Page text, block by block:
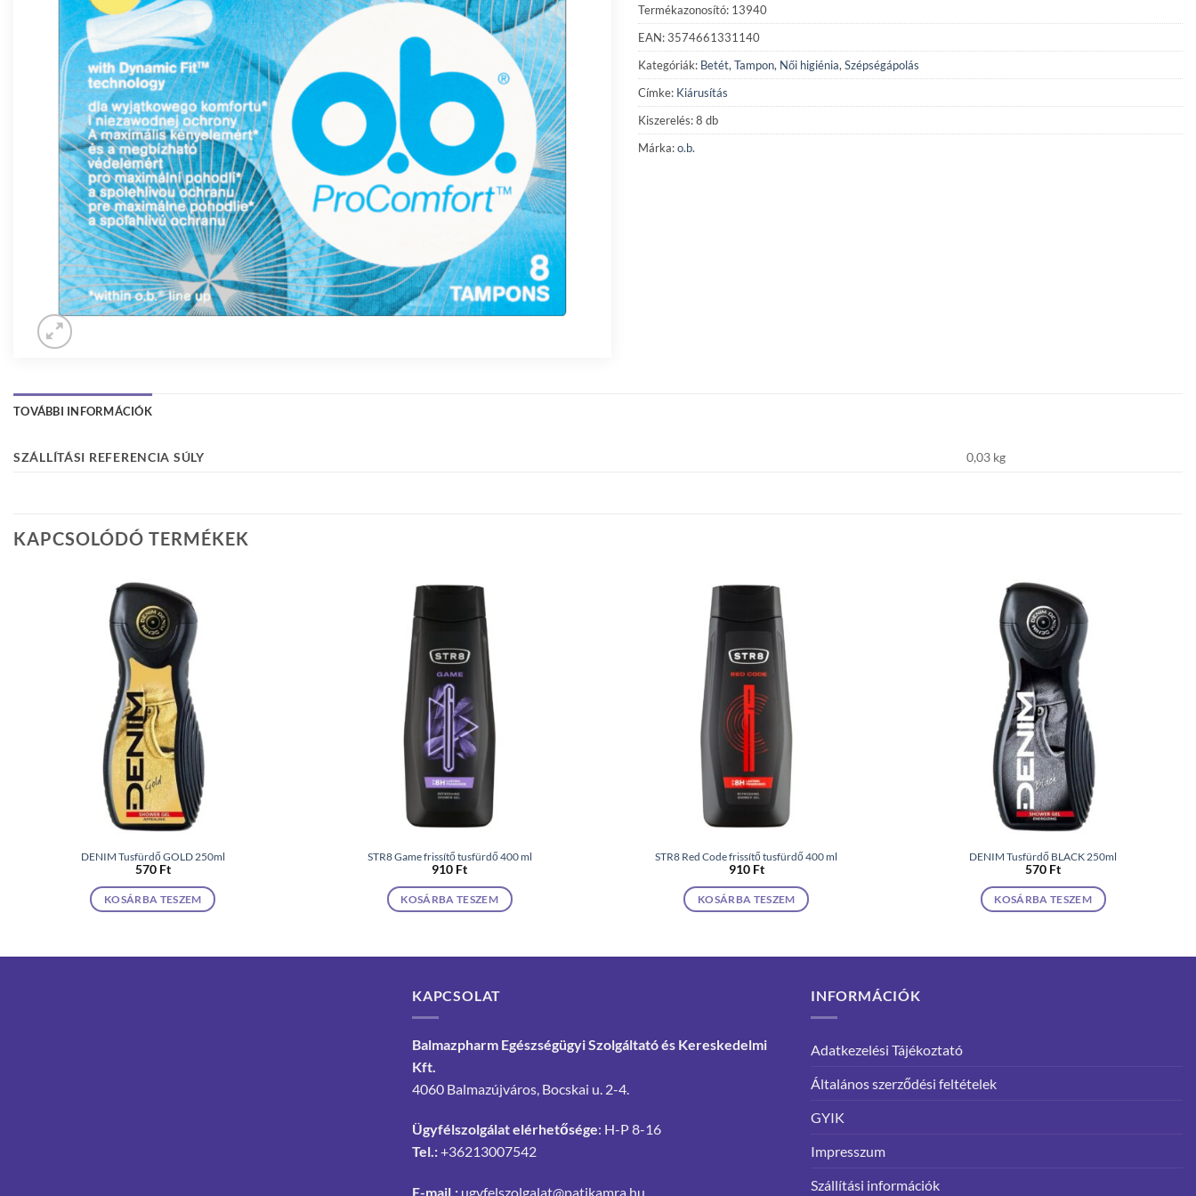
Termékazonosító: 13940
EAN: 3574661331140
Kategóriák: Betét, Tampon, Női higiénia, Szépségápolás
Címke: Kiárusítás
Kiszerelés: 8 db
Márka:o.b.
TOVÁBBI INFORMÁCIÓK
SZÁLLÍTÁSI REFERENCIA SÚLY 0,03 kg
KAPCSOLÓDÓ TERMÉKEK
DENIM Tusfürdő GOLD 250ml
570 Ft
KOSÁRBA TESZEM
STR8 Game frissítő tusfürdő 400 ml
910 Ft
KOSÁRBA TESZEM
STR8 Red Code frissítő tusfürdő 400 ml
910 Ft
KOSÁRBA TESZEM
DENIM Tusfürdő BLACK 250ml
570 Ft
KOSÁRBA TESZEM
KAPCSOLAT
Balmazpharm Egészségügyi Szolgáltató és Kereskedelmi
Kft.
4060 Balmazújváros, Bocskai u. 2-4.
Ügyfélszolgálat elérhetősége: H-P 8-16
Tel.:+36213007542
E-mail.: ugyfelszolgalat@patikamra.hu
INFORMÁCIÓK
Adatkezelési Tájékoztató
Általános szerződési feltételek
GYIK
Impresszum
Szállítási információk